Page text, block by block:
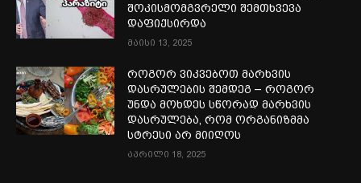
შოკისმომგვრელი შემთხვევა
დაფიქსირდა
მაისი 13, 2025
როგორ ვიკვებოთ მარხვის
დასრულების შემდეგ – როგორ
უნდა მოხდეს სწორად მარხვის
დასრულება, რომ ორგანიზმმა
სტრესი არ მიიღოს
აპრილი 18, 2025